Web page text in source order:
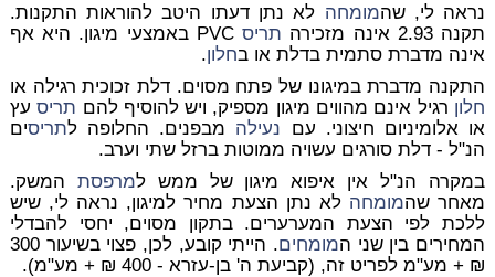
נראה לי, שהמומחה לא נתן דעתו היטב להוראות התקנות.
תקנה 2.93 אינה מזכירה
תריס
PVC באמצעי מיגון. היא אף
אינה מדברת סתמית בדלת או בחלון.
התקנה מדברת במיגונו של פתח מסוים. דלת זכוכית רגילה או
חלון רגיל אינם מהווים מיגון מספיק, ויש להוסיף להם תריסעץ
או אלומיניום חיצוני. עם נעילה מבפנים. החלופה לתריסים
הנ"ל - דלת סורגים עשויה ממוטות ברזל שתי וערב.
במקרה הנ"ל אין איפוא מיגון של ממש למרפסת המשק.
מאחר שהמומחה לא נתן הצעת מחיר למיגון, נראה לי, שיש
ללכת לפי הצעת המערערים. בתקון מסוים, יחסי להבדלי
המחירים בין שני המומחים
. הייתי קובע, לכן, פצוי בשיעור 300
₪ + מע"מ לפריט זה, (קביעת ה' בן-עזרא - 400 ₪ + מע"מ).